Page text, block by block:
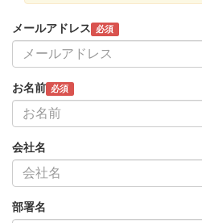
メールアドレス 必須
お名前 必須
会社名
部署名